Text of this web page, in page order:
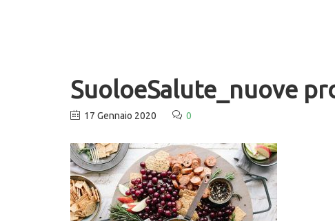
SuoloeSalute_nuove
17 Gennaio 2020 0